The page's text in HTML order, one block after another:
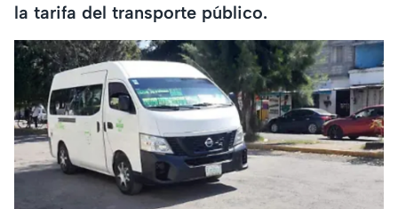
la tarifa del transporte público.